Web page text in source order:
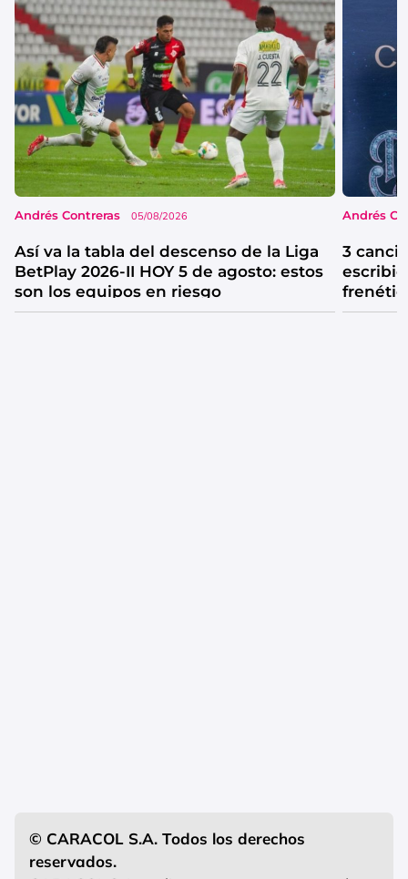
Andrés Contreras 05/08/2026
Así va la tabla del descenso de la Liga
BetPlay 2026-II HOY 5 de agosto: estos
son los equipos en riesgo
Andrés
3
© CARACOL S.A. Todos los derechos
reservados.